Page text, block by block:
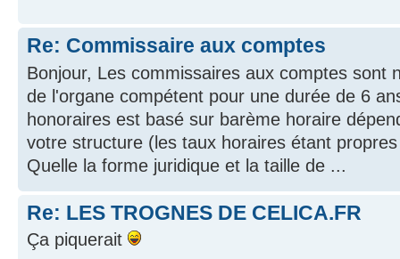
Re: Commissaire aux comptes
Bonjour, Les commissaires aux comptes sont
de l'organe compétent pour une durée de 6
honoraires est basé sur barème horaire
votre structure (les taux horaires étant
Quelle la forme juridique et la taille de ...
Re: LES TROGNES DE CELICA.FR
Ça piquerait